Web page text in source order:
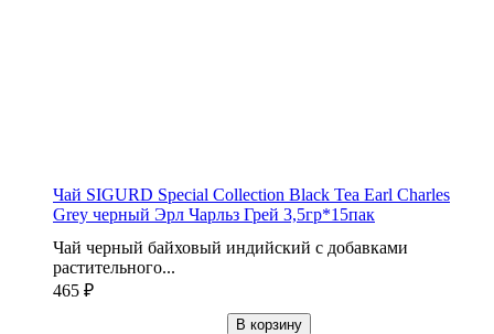
Чай SIGURD Special Collection Black Tea Earl Charles
Grey черный Эрл Чарльз Грей 3,5гр*15пак
Чай черный байховый индийский с добавками
растительного...
465 ₽
В корзину